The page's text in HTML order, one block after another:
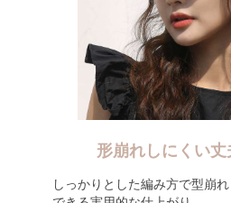
形崩れしにくい
しっかりとした編み方で型崩